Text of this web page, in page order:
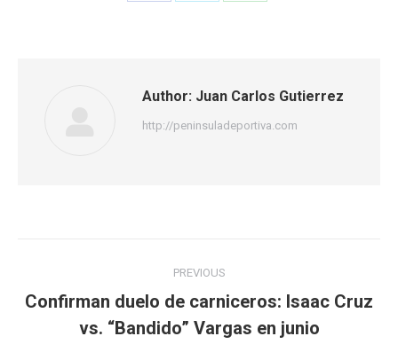
Author: Juan Carlos Gutierrez
http://peninsuladeportiva.com
navigation
PREVIOUS
Previous
post:
Confirman duelo de carniceros: Isaac Cruz
vs. “Bandido” Vargas en junio